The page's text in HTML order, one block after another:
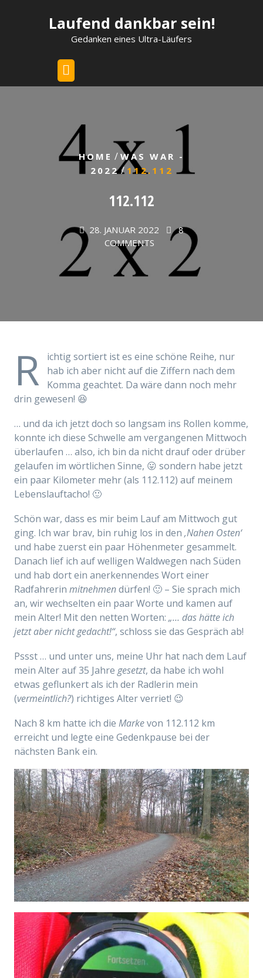
Laufend dankbar sein!
Gedanken eines Ultra-Läufers
HOME / WAS WAR -
2022/ 112.112
112.112
28. JANUAR 2022
8
COMMENTS
R
ichtig sortiert ist es eine schöne Reihe, nur
hab ich aber nicht auf die Ziffern nach dem
Komma geachtet. Da wäre dann noch mehr
drin gewesen! 😆
… und da ich jetzt doch so langsam ins Rollen komme,
konnte ich diese Schwelle am vergangenen Mittwoch
überlaufen … also, ich bin da nicht drauf oder drüber
gelaufen im wörtlichen Sinne, 😛 sondern habe jetzt
ein paar Kilometer mehr (als 112.112) auf meinem
Lebenslauftacho! 🙂
Schön war, dass es mir beim Lauf am Mittwoch gut
ging. Ich war brav, bin ruhig los in den ‚Nahen Osten‘
und habe zuerst ein paar Höhenmeter gesammelt.
Danach lief ich auf welligen Waldwegen nach Süden
und hab dort ein anerkennendes Wort einer
Radfahrerin mitnehmendürfen! 🙂 – Sie sprach mich
an, wir wechselten ein paar Worte und kamen auf
mein Alter! Mit den netten Worten: „… das hätte ich
jetzt aber nicht gedacht!“, schloss sie das Gespräch ab!
Pssst … und unter uns, meine Uhr hat nach dem Lauf
mein Alter auf 35 Jahre gesetzt, da habe ich wohl
etwas geflunkert als ich der Radlerin mein
(vermeintlich?) richtiges Alter verriet! 😉
Nach 8 km hatte ich die Markevon 112.112 km
erreicht und legte eine Gedenkpause bei der
nächsten Bank ein.